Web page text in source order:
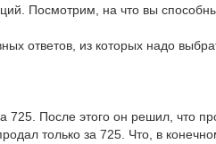
Посмотрим, на что вы
ответов, из которых надо
725. После этого он решил, что
только за 725. Что, в